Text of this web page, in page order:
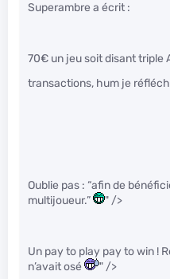
Superambre a écrit :
70€ un jeu soit disant triple
transactions, hum je
Oublie pas : “afin de
multijoueur.”
" />
Un pay to play pay to win !
n’avait osé
" />